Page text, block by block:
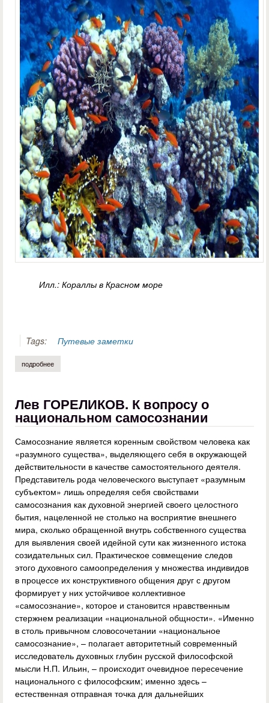
Илл.: Кораллы в Красном море
Tags: Путевые заметки
подробнее
Лев ГОРЕЛИКОВ. К вопросу о
национальном самосознании
Самосознание является коренным свойством человека как
«разумного существа», выделяющего себя в окружающей
действительности в качестве самостоятельного деятеля.
Представитель рода человеческого выступает «разумным
субъектом» лишь определяя себя свойствами
самосознания как духовной энергией своего целостного
бытия, нацеленной не столько на восприятие внешнего
мира, сколько обращенной внутрь собственного существа
для выявления своей идейной сути как жизненного истока
созидательных сил. Практическое совмещение следов
этого духовного самоопределения у множества индивидов
в процессе их конструктивного общения друг с другом
формирует у них устойчивое коллективное
«самосознание», которое и становится нравственным
стержнем реализации «национальной общности». «Именно
в столь привычном словосочетании «национальное
самосознание», – полагает авторитетный современный
исследователь духовных глубин русской философской
мысли Н.П. Ильин, – происходит очевидное пересечение
национального с философским; именно здесь –
естественная отправная точка для дальнейших